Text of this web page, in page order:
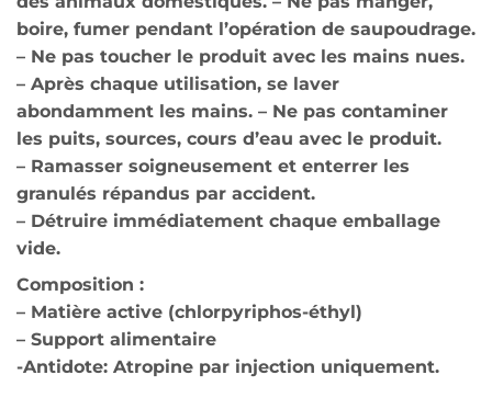
boire, fumer pendant l’opération de saupoudrage.
– Ne pas toucher le produit avec les mains nues.
– Après chaque utilisation, se laver
abondamment les mains. – Ne pas contaminer
les puits, sources, cours d’eau avec le produit.
– Ramasser soigneusement et enterrer les
granulés répandus par accident.
– Détruire immédiatement chaque emballage
vide.
Composition :
– Matière active (chlorpyriphos-éthyl)
– Support alimentaire
-Antidote: Atropine par injection uniquement.